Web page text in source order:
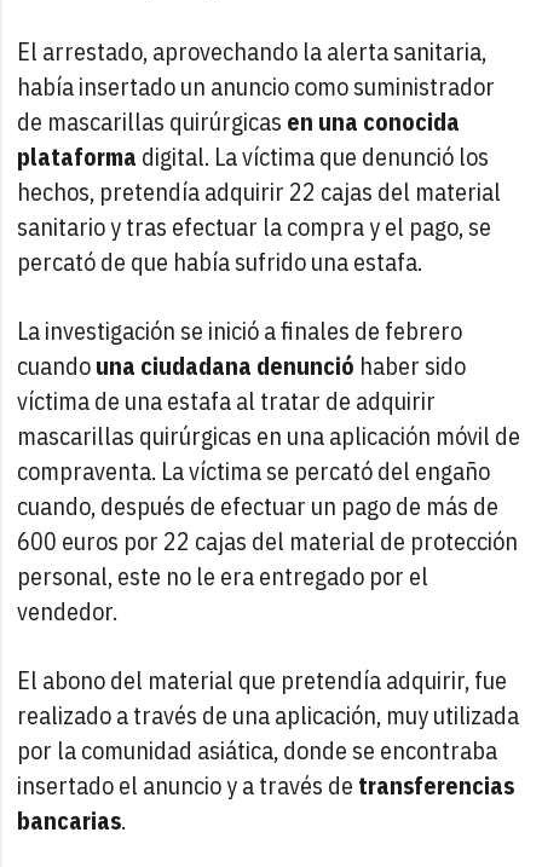
El arrestado, aprovechando la alerta sanitaria,
había insertado un anuncio como suministrador
de mascarillas quirúrgicas en una conocida
plataforma digital. La víctima que denunció los
hechos, pretendía adquirir 22 cajas del material
sanitario y tras efectuar la compra y el pago, se
percató de que había sufrido una estafa.
La investigación se inició a finales de febrero
cuandouna ciudadana denunció haber sido
víctima de una estafa al tratar de adquirir
mascarillas quirúrgicas en una aplicación móvil de
compraventa. La víctima se percató del engaño
cuando, después de efectuar un pago de más de
600 euros por 22 cajas del material de protección
personal, este no le era entregado por el
vendedor.
El abono del material que pretendía adquirir, fue
realizado a través de una aplicación, muy utilizada
por la comunidad asiática, donde se encontraba
insertado el anuncio y a través de transferencias
bancarias.